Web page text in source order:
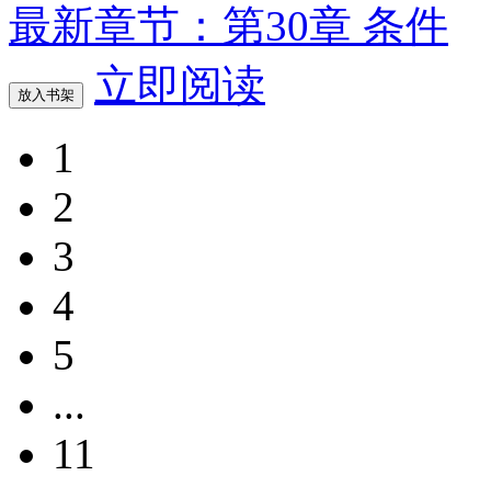
最新章节：第30章 条件
放入书架
立即阅读
1
2
3
4
5
...
11